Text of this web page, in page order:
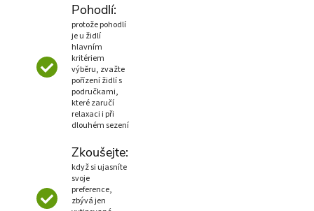
Pohodlí:
protože pohodlí
je u židlí
hlavním
kritériem
výběru, zvažte
pořízení židlí s
područkami,
které zaručí
relaxaci i při
dlouhém sezení
Zkoušejte:
když si ujasníte
svoje
preference,
zbývá jen